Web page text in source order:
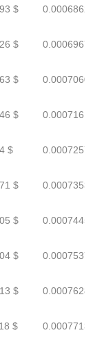
$
$
$
$
$
$
$
$
$
$